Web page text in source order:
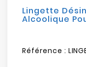
Lingette
Alcoolique
Référence :